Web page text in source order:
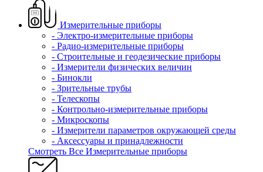
Измерительные приборы
- Электро-измерительные приборы
- Радио-измерительные приборы
- Строительные и геодезические приборы
- Измерители физических величин
- Бинокли
- Зрительные трубы
- Телескопы
- Контрольно-измерительные приборы
- Микроскопы
- Измерители параметров окружающей среды
- Аксессуары и принадлежности
Смотреть Все Измерительные приборы